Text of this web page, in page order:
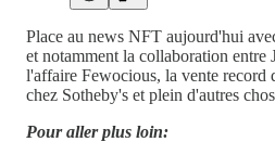
Place au news NFT aujourd'hui
et notamment la collaboration entre
l'affaire Fewocious, la vente record
chez Sotheby's et plein d'autres
Pour aller plus loin: